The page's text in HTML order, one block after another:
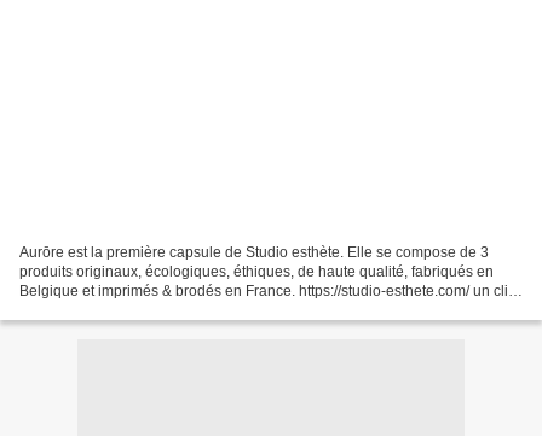
Aurōre est la première capsule de Studio esthète. Elle se compose de 3
produits originaux, écologiques, éthiques, de haute qualité, fabriqués en
Belgique et imprimés & brodés en France. https://studio-esthete.com/ un clic